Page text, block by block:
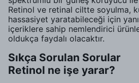
Retinol ve retinal ciltte soyulma,
hassasiyet yaratabileceği için
içeriklere sahip nemlendirici
oldukça faydalı olacaktır.
Sıkça Sorulan Sorular
Retinol ne işe yarar?